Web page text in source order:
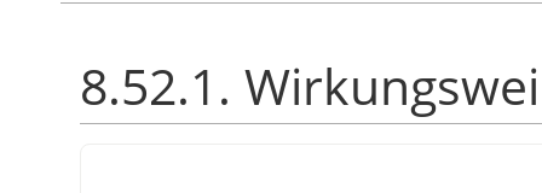
8.52.1.